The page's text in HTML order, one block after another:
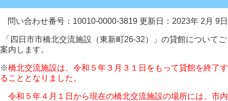
問い合わせ番号：10010-0000-3819 更新日：2023年 2月 9日
「四日市市橋北交流施設（東新町26-32）」の貸館についてご
案内します。
※橋北交流施設は、令和５年３月３１日をもって貸館を終了す
ることとなりました。
令和５年４月１日から現在の橋北交流施設の場所には、市内